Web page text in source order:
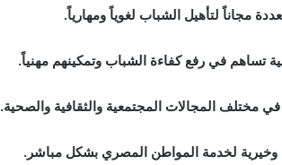
مجاناً لتأهيل الشباب لغوياً ومهارياً.
تساهم في رفع كفاءة الشباب وتمكينهم مهنياً.
مختلف المجالات المجتمعية والثقافية والصحية.
وخيرية لخدمة المواطن المصري بشكل مباشر.